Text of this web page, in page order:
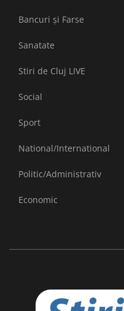
Bancuri și Farse
Sanatate
Stiri de Cluj LIVE
Social
Sport
National/International
Politic/Administrativ
Economic